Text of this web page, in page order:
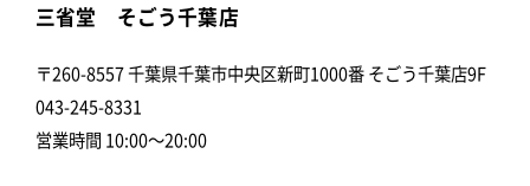
三省堂 そごう千葉店
〒260-8557 千葉県千葉市中央区新町1000番 そごう千葉店9F
043-245-8331
営業時間 10:00～20:00